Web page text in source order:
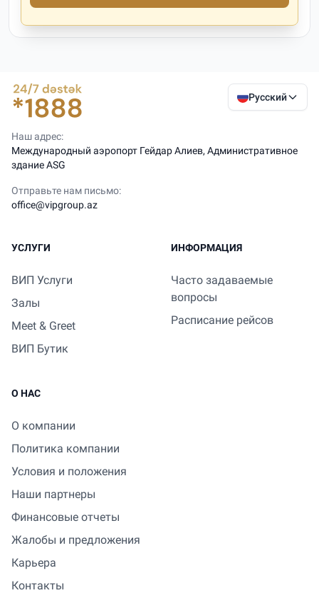
Русский
Наш адрес:
Международный аэропорт Гейдар Алиев, Административное
здание ASG
Отправьте нам письмо:
office@vipgroup.az
УСЛУГИ
ВИП Услуги
Залы
Meet & Greet
ВИП Бутик
ИНФОРМАЦИЯ
Часто задаваемые
вопросы
Расписание рейсов
О НАС
О компании
Политика компании
Условия и положения
Наши партнеры
Финансовые отчеты
Жалобы и предложения
Карьера
Контакты